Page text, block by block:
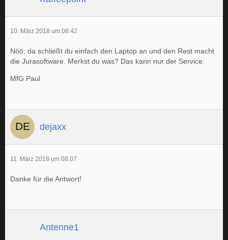
10. März 2018 um 08:42
Nöö, da schließt du einfach den Laptop an und den Rest macht
die Jurasoftware. Merkst du was? Das kann nur der Service.
MfG Paul
dejaxx
11. März 2018 um 08:07
Danke für die Antwort!
Antenne1